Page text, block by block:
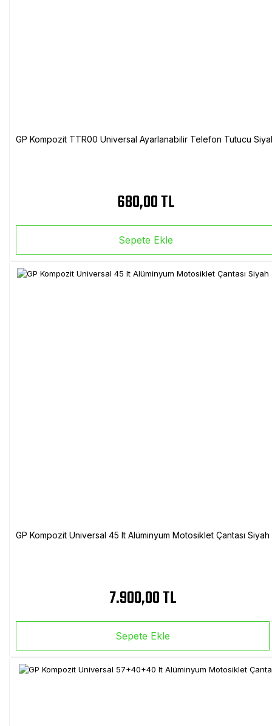
GP Kompozit TTR00 Universal Ayarlanabilir Telefon Tutucu
680,00 TL
Sepete Ekle
GP Kompozit Universal 45 lt Alüminyum Motosiklet Çantası Siyah
7.900,00 TL
Sepete Ekle